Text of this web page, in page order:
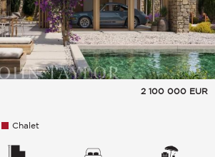
2 100 000 EUR
Chalet